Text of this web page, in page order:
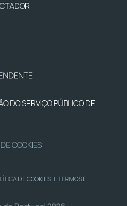
DO SERVIÇO PÚBLICO DE
COOKIES
DE COOKIES | TERMOS E